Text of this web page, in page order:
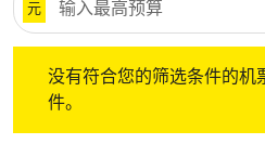
元
没有符合您的筛选条件的机
件。